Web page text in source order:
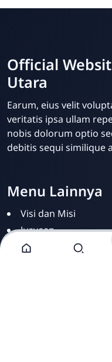
Official
Utara
Earum, eius velit
veritatis ipsa ullam
nobis dolorum optio
debitis sequi similique
Menu Lainnya
Visi dan Misi
Jurusan
Ekstrakurikuler